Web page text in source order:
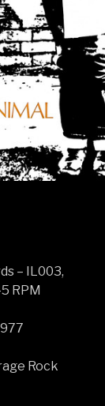
– IL003,
RPM
Rock